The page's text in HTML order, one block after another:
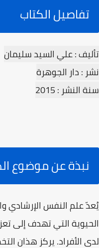
تفاصيل الكتاب
تأليف : علي السيد سليمان‎
نشر : دار الجوهرة
سنة النشر : 2015
نبذة عن موضوع
يُعدّ علم النفس الإرشادي
الحيوية التي تهدف إلى
لدى الأفراد. يركز هذان